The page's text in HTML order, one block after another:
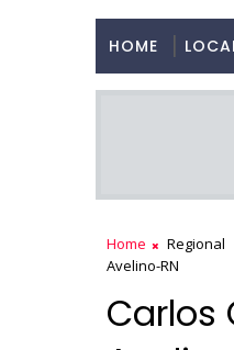
HOME
Home Regional
Avelino-RN
Carlos